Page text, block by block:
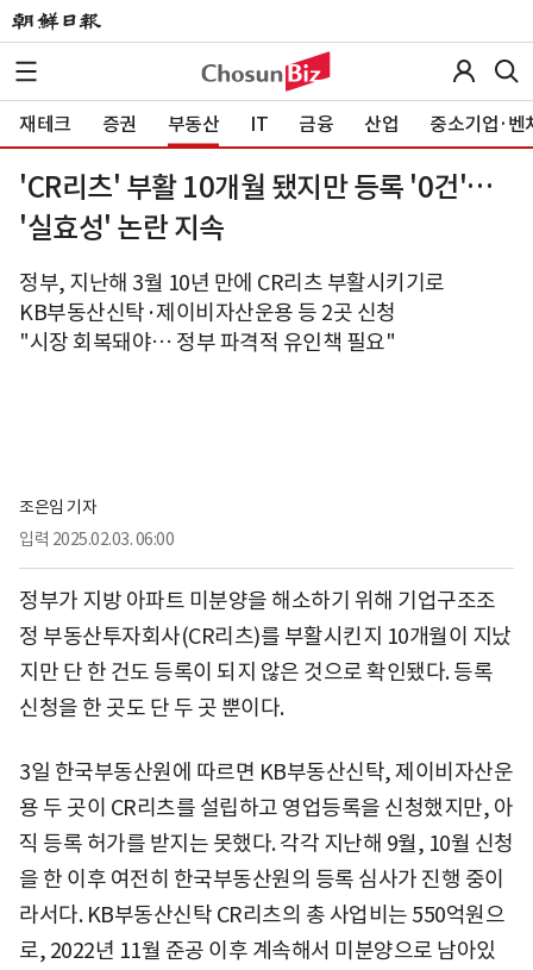
재테크 증권 부동산 IT 금융 산업 중소기업·벤
'CR리츠' 부활 10개월 됐지만 등록 '0건'…
'실효성' 논란 지속
정부, 지난해 3월 10년 만에 CR리츠 부활시키기로
KB부동산신탁·제이비자산운용 등 2곳 신청
"시장 회복돼야… 정부 파격적 유인책 필요"
조은임 기자
입력 2025.02.03. 06:00
정부가 지방 아파트 미분양을 해소하기 위해 기업구조조
정 부동산투자회사(CR리츠)를 부활시킨지 10개월이 지났
지만 단 한 건도 등록이 되지 않은 것으로 확인됐다. 등록
신청을 한 곳도 단 두 곳 뿐이다.
3일 한국부동산원에 따르면 KB부동산신탁, 제이비자산운
용 두 곳이 CR리츠를 설립하고 영업등록을 신청했지만, 아
직 등록 허가를 받지는 못했다. 각각 지난해 9월, 10월 신청
을 한 이후 여전히 한국부동산원의 등록 심사가 진행 중이
라서다. KB부동산신탁 CR리츠의 총 사업비는 550억원으
로, 2022년 11월 준공 이후 계속해서 미분양으로 남아있